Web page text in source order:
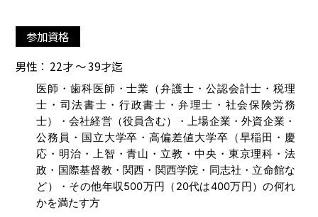
参加資格
男性： 22才 ～ 39才迄
医師・歯科医師・士業（弁護士・公認会計士・税理
士・司法書士・行政書士・弁理士・社会保険労務
士）・会社経営（役員含む）・上場企業・外資企業・
公務員・国立大学卒・高偏差値大学卒（早稲田・慶
応・明治・上智・青山・立教・中央・東京理科・法
政・国際基督教・関西・関西学院・同志社・立命館な
ど）・その他年収500万円（20代は400万円）の何れ
かを満たす方